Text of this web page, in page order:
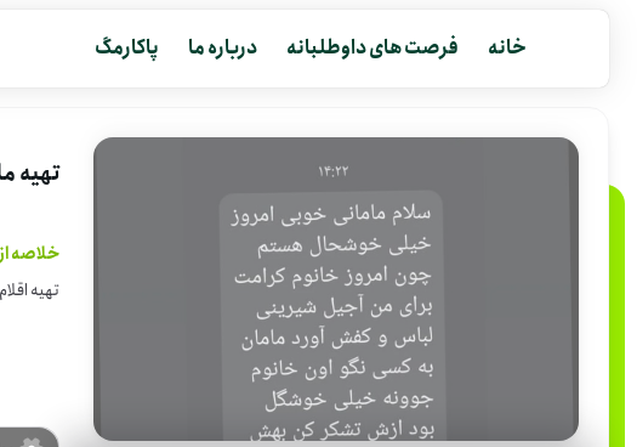
خانه فرصت های داوطلبانه درباره ما پاکارمگ
تهیه
خلاصه
تهیه